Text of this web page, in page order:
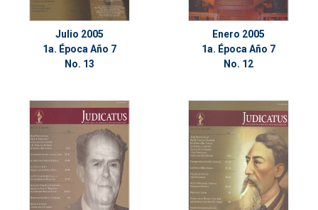
Julio 2005
1a. Época Año 7
No. 13
Enero 2005
1a. Época Año 7
No. 12